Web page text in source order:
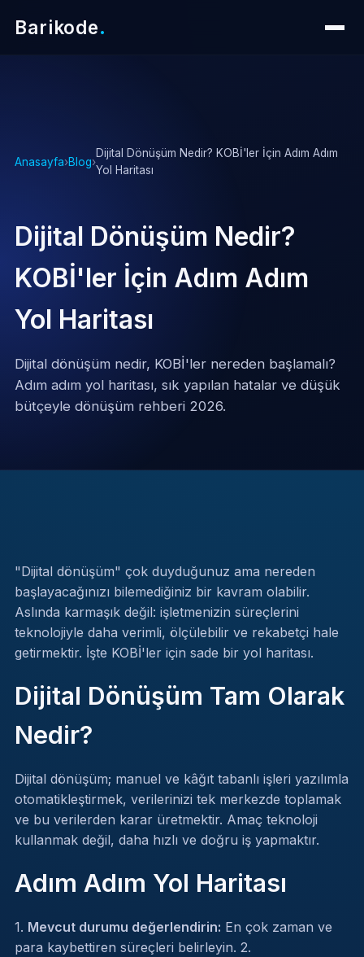
Barikode.
Anasayfa›Blog›
Dijital Dönüşüm Nedir? KOBİ'ler İçin Adım Adım
Yol Haritası
Dijital Dönüşüm Nedir?
KOBİ'ler İçin Adım Adım
Yol Haritası
Dijital dönüşüm nedir, KOBİ'ler nereden başlamalı?
Adım adım yol haritası, sık yapılan hatalar ve düşük
bütçeyle dönüşüm rehberi 2026.
"Dijital dönüşüm" çok duyduğunuz ama nereden
başlayacağınızı bilemediğiniz bir kavram olabilir.
Aslında karmaşık değil: işletmenizin süreçlerini
teknolojiyle daha verimli, ölçülebilir ve rekabetçi hale
getirmektir. İşte KOBİ'ler için sade bir yol haritası.
Dijital Dönüşüm Tam Olarak
Nedir?
Dijital dönüşüm; manuel ve kâğıt tabanlı işleri yazılımla
otomatikleştirmek, verilerinizi tek merkezde toplamak
ve bu verilerden karar üretmektir. Amaç teknoloji
kullanmak değil, daha hızlı ve doğru iş yapmaktır.
Adım Adım Yol Haritası
1. Mevcut durumu değerlendirin: En çok zaman ve
para kaybettiren süreçleri belirleyin. 2.